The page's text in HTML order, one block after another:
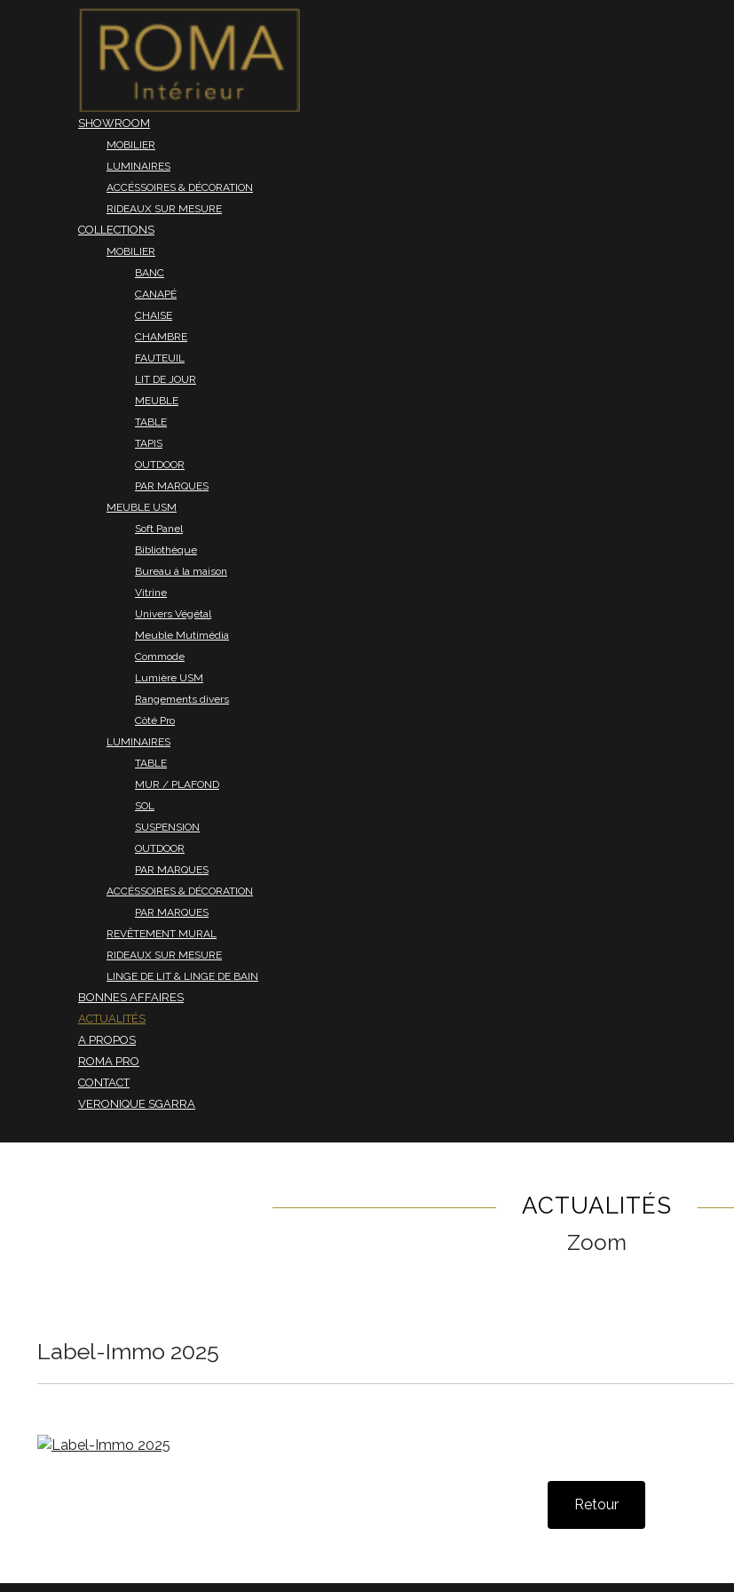
SHOWROOM
MOBILIER
LUMINAIRES
ACCÉSSOIRES & DÉCORATION
RIDEAUX SUR MESURE
COLLECTIONS
MOBILIER
BANC
CANAPÉ
CHAISE
CHAMBRE
FAUTEUIL
LIT DE JOUR
MEUBLE
TABLE
TAPIS
OUTDOOR
PAR MARQUES
MEUBLE USM
Soft Panel
Bibliothèque
Bureau à la maison
Vitrine
Univers Végétal
Meuble Mutimédia
Commode
Lumière USM
Rangements divers
Côté Pro
LUMINAIRES
TABLE
MUR / PLAFOND
SOL
SUSPENSION
OUTDOOR
PAR MARQUES
ACCÉSSOIRES & DÉCORATION
PAR MARQUES
REVÊTEMENT MURAL
RIDEAUX SUR MESURE
LINGE DE LIT & LINGE DE BAIN
BONNES AFFAIRES
ACTUALITÉS
A PROPOS
ROMA PRO
CONTACT
VERONIQUE SGARRA
ACTUALITÉS
Zoom
Label-Immo 2025
Retour